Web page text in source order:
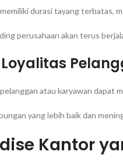
durasi tayang terbatas,
perusahaan akan terus
atau karyawan dapat
yang lebih baik dan
Kantor